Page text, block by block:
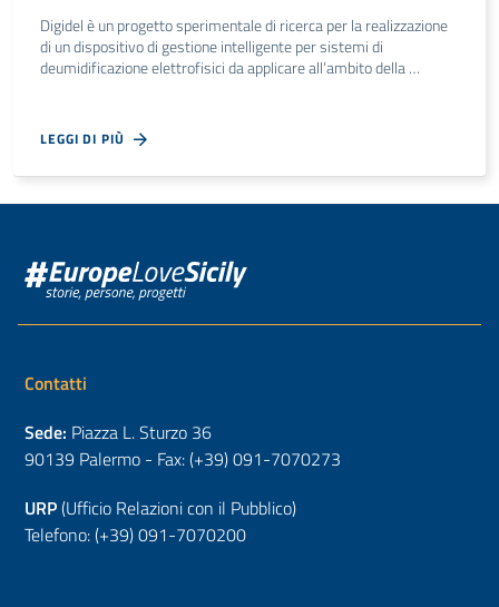
Digidel è un progetto sperimentale di ricerca per la realizzazione
di un dispositivo di gestione intelligente per sistemi di
deumidificazione elettrofisici da applicare all’ambito della …
LEGGI DI PIÙ
Contatti
Sede: Piazza L. Sturzo 36
90139 Palermo - Fax: (+39) 091-7070273
URP(Ufficio Relazioni con il Pubblico)
Telefono: (+39) 091-7070200